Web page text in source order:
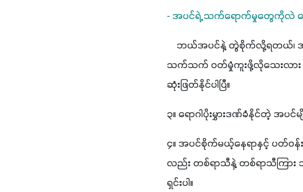
- အပင်ရဲ့ သက်ရောက်မှုတွေကိုလဲ လ
ဘယ်အပင်နဲ့ တွဲစိုက်လို့ရတယ်၊ အ
သက်သက် ဝတ်မှုံကူးဖို့လိုသေးလား
ဆုံးဖြတ်နိုင်ပါပြီ။
၃။ ရောဂါပိုးမွှားဒဏ်ခံနိုင်တဲ့ အပင်
၄။ အပင်စိုက်မယ့်နေရာနှင့် ပတ်ဝန်
လည်း တစ်ရာသီနဲ့ တစ်ရာသီကြား သီး
ရှင်းပါ။